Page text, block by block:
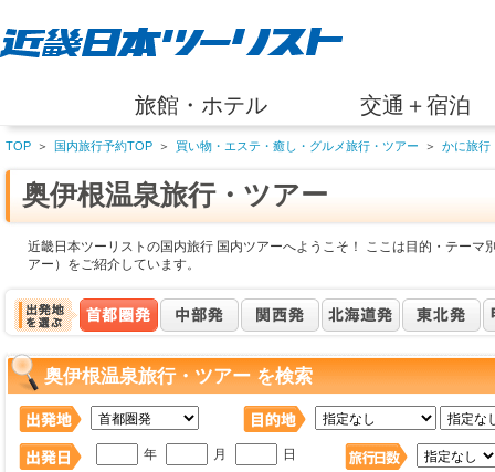
旅館・ホテル 交通＋宿泊
TOP ＞ 国内旅行予約TOP ＞ 買い物・エステ・癒し・グルメ旅行・ツアー ＞ かに旅行
奥伊根温泉旅行・ツアー
近畿日本ツーリストの国内旅行 国内ツアーへようこそ！ ここは目的・テーマ
アー）をご紹介しています。
奥伊根温泉旅行・ツアー を検索
年 月 日